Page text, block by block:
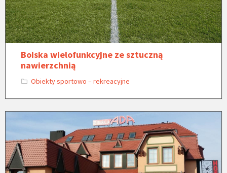
Boiska wielofunkcyjne ze sztuczną
nawierzchnią
Obiekty sportowo – rekreacyjne